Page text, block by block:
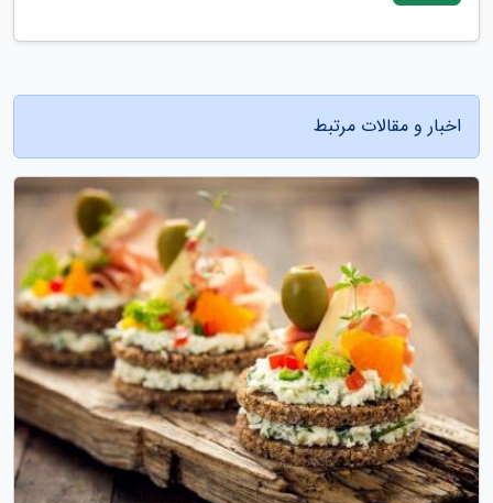
اخبار و مقالات مرتبط